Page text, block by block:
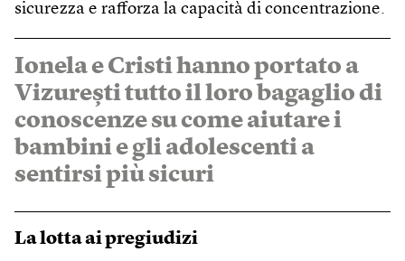
sicurezza e rafforza la capacità di concentrazione.
Ionela e Cristi hanno portato a
Vizurești tutto il loro bagaglio di
conoscenze su come aiutare i
bambini e gli adolescenti a
sentirsi più sicuri
La lotta ai pregiudizi